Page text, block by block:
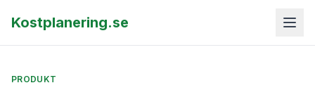
Kostplanering.se
PRODUKT